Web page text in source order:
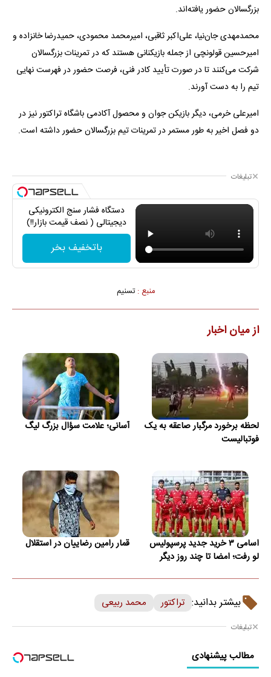
بزرگسالان حضور یافته‌اند.
محمدمهدی جان‌نیا، علی‌اکبر ثاقبی، امیرمحمد محمودی، حمیدرضا خانزاده و
امیرحسین قولونچی از جمله بازیکنانی هستند که در تمرینات بزرگسالان
شرکت می‌کنند تا در صورت تأیید کادر فنی، فرصت حضور در فهرست نهایی
تیم را به دست آورند.
امیرعلی خرمی، دیگر بازیکن جوان و محصول آکادمی باشگاه تراکتور نیز در
دو فصل اخیر به طور مستمر در تمرینات تیم بزرگسالان حضور داشته است.
تبلیغات
دستگاه فشار سنج الکترونیکی
دیجیتالی ( نصف قیمت بازار!!)
باتخفیف بخر
منبع :تسنیم
از میان اخبار
لحظه برخورد مرگبار صاعقه به یک
فوتبالیست
آسانی؛ علامت سؤال بزرگ لیگ
اسامی ۳ خرید جدید پرسپولیس
لو رفت؛ امضا تا چند روز دیگر
قمار رامین رضاییان در استقلال
بیشتر بدانید: تراکتور محمد ربیعی
تبلیغات
مطالب پیشنهادی